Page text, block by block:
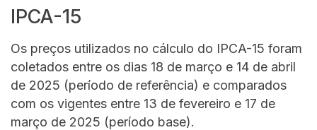
IPCA-15
Os preços utilizados no cálculo do IPCA-15 foram
coletados entre os dias 18 de março e 14 de abril
de 2025 (período de referência) e comparados
com os vigentes entre 13 de fevereiro e 17 de
março de 2025 (período base).